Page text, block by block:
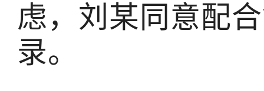
虑，刘某同意配
录。